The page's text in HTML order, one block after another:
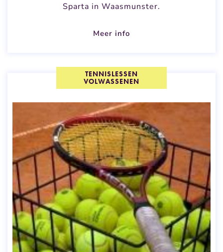
Sparta in Waasmunster.
Meer info
TENNISLESSEN
VOLWASSENEN